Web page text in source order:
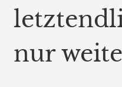
nur